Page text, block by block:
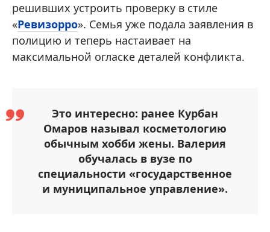
решивших устроить проверку в стиле
«Ревизорро». Семья уже подала заявления в
полицию и теперь настаивает на
максимальной огласке деталей конфликта.
Это интересно: ранее Курбан
Омаров называл косметологию
обычным хобби жены. Валерия
обучалась в вузе по
специальности «государственное
и муниципальное управление».